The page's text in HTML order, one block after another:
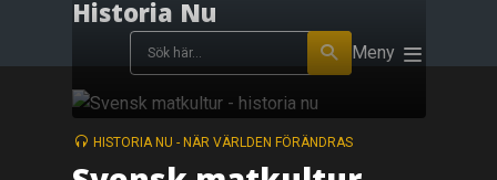
Historia Nu
Meny
HISTORIA NU - NÄR VÄRLDEN FÖRÄNDRAS